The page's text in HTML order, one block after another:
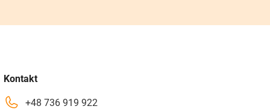
Kontakt
+48 736 919 922